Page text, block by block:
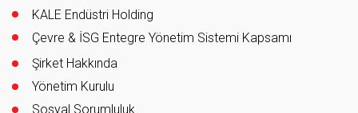
KALE Endüstri Holding
Çevre & İSG Entegre Yönetim Sistemi Kapsamı
Şirket Hakkında
Yönetim Kurulu
Sosyal Sorumluluk